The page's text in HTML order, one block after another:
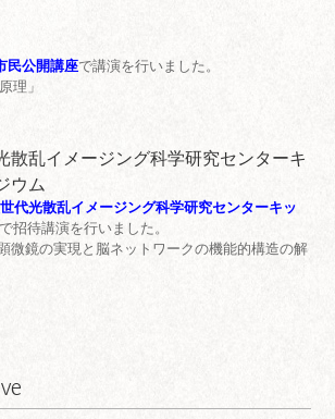
民公開講座で講演を行いました。
理」
散乱イメージング科学研究センターキ
ウム
代光散乱イメージング科学研究センターキッ
で招待講演を行いました。
微鏡の実現と脳ネットワークの機能的構造の解